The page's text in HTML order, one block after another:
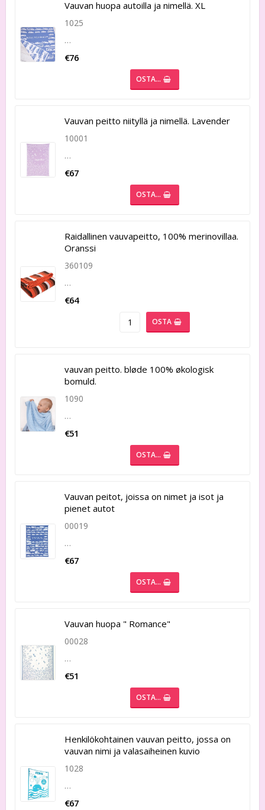
Vauvan huopa autoilla ja nimellä. XL
1025
…
€76
OSTA…
Vauvan peitto niityllä ja nimellä. Lavender
10001
…
€67
OSTA…
Raidallinen vauvapeitto, 100% merinovillaa.
Oranssi
360109
…
€64
OSTA
vauvan peitto. bløde 100% økologisk
bomuld.
1090
…
€51
OSTA…
Vauvan peitot, joissa on nimet ja isot ja
pienet autot
00019
…
€67
OSTA…
Vauvan huopa " Romance"
00028
…
€51
OSTA…
Henkilökohtainen vauvan peitto, jossa on
vauvan nimi ja valasaiheinen kuvio
1028
…
€67